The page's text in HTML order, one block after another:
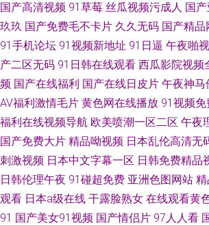
国产高清视频 91草莓 丝瓜视频污成人 国
玖玖 国产免费毛不卡片 久久无码 国产精品
91手机论坛 91视频新地址 91日逼 午夜啪
产二区无码 91日韩在线观看 西瓜影院视频
频 国产在线福利 国产在线日皮片 午夜神马
AV福利激情毛片 黄色网在线播放 91视频
福利在线视频导航 欧美喷潮一区二区 午夜
国产免费大片 精品呦视频 日本乱伦高清无
刺激视频 日本中文字幕一区 日韩免费精品
日韩伦理午夜 91碰超免费 亚洲色图网站 精
观看 日本a级在线 干露脸熟女 在线观看黄
91 国产美女91视频 国产情侣片 97人人看